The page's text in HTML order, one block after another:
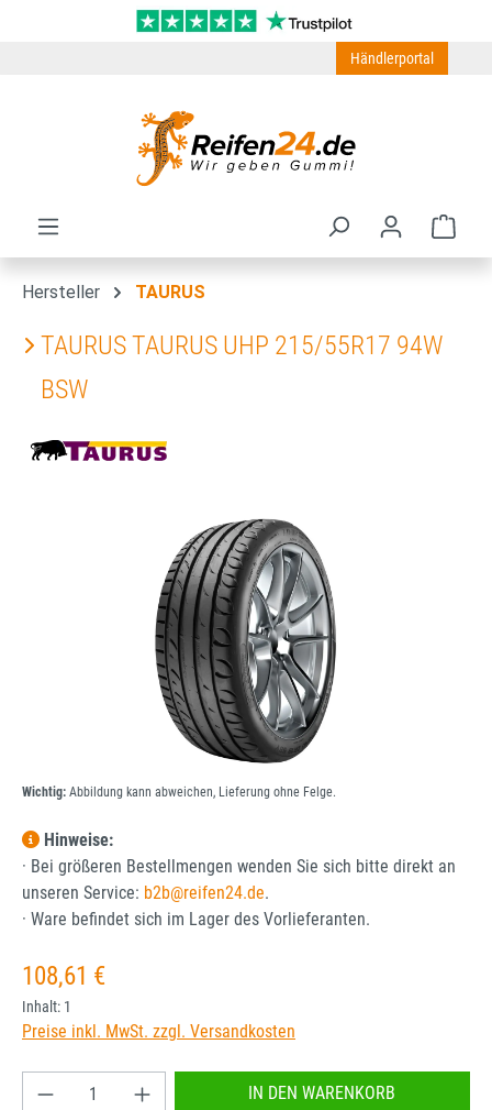
Zum Hauptinhalt springen
Händlerportal
Hersteller TAURUS
TAURUS TAURUS UHP 215/55R17 94W
BSW
Bildergalerie überspringen
Wichtig: Abbildung kann abweichen, Lieferung ohne Felge.
Hinweise:
· Bei größeren Bestellmengen wenden Sie sich bitte direkt an
unseren Service: b2b@reifen24.de.
· Ware befindet sich im Lager des Vorlieferanten.
Regulärer Preis:
108,61 €
Inhalt: 1
Preise inkl. MwSt. zzgl. Versandkosten
Produkt Anzahl: Gib den gewünschten Wert
IN DEN WARENKORB